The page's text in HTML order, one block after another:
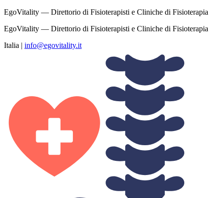
EgoVitality — Direttorio di Fisioterapisti e Cliniche di Fisioterapia
EgoVitality — Direttorio di Fisioterapisti e Cliniche di Fisioterapia
Italia | info@egovitality.it